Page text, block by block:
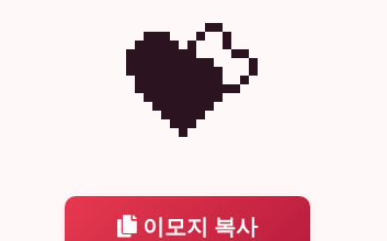
💝
이모지 복사